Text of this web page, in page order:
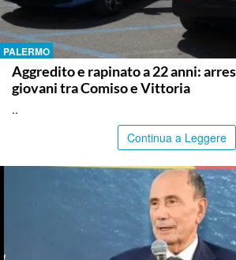
PALERMO
Aggredito e rapinato a 22 anni:
giovani tra Comiso e Vittoria
..
Continua a Leggere